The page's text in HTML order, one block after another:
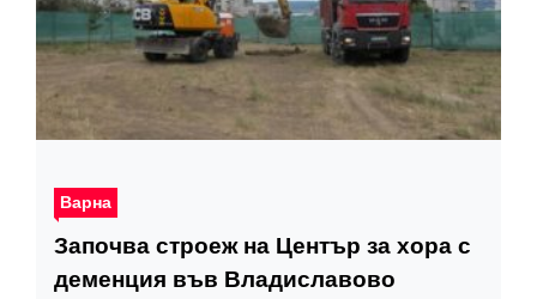
Варна
Започва строеж на Център за хора с
деменция във Владиславово